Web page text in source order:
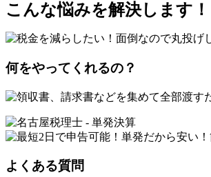
こんな悩みを解決します！
何をやってくれるの？
よくある質問